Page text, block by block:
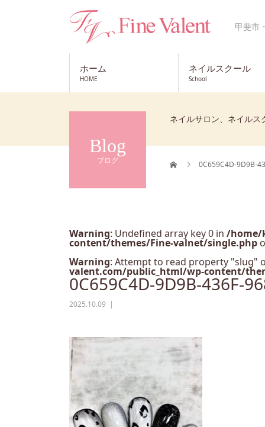
甲斐市
ホーム
HOME
ネイルスクール
School
Blog
ブログ
ネイルサロン、ネイルス
0C659C4D-9D9B-
Warning: Undefined array key 0 in /home/
content/themes/Fine-valnet/single.php
Warning: Attempt to read property "slug"
valent.com/public_html/wp-content/
0C659C4D-9D9B-436F-
2025.10.09